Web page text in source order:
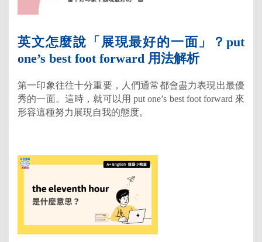
英文怎麼說「展現最好的一面」？put
one’s best foot forward 用法解析
第一印象往往十分重要，人們通常都會盡力表現出最優
秀的一面。這時，就可以用 put one’s best foot forward 來
形容這種努力展現自我的態度。